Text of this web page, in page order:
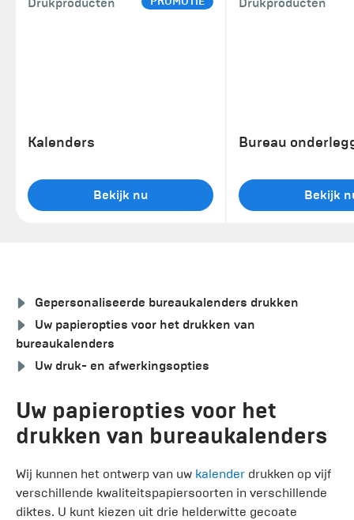
Kalenders
Bekijk nu
Bureau
Bekijk
Gepersonaliseerde bureaukalenders drukken
Uw papieropties voor het drukken van
bureaukalenders
Uw druk- en afwerkingsopties
Uw papieropties voor het
drukken van bureaukalenders
Wij kunnen het ontwerp van uw kalender drukken op vijf
verschillende kwaliteitspapiersoorten in verschillende
diktes. U kunt kiezen uit drie helderwitte gecoate